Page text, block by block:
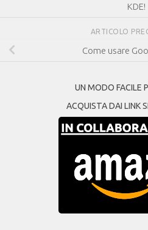
KDE!
ARTICOLO
Come usare
UN MODO FACILE
ACQUISTA DAI LINK